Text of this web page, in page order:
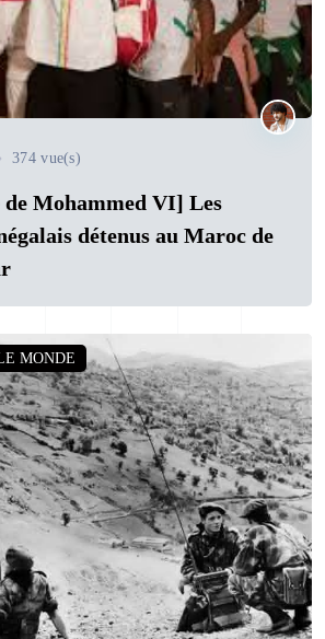
374 vue(s)
Mohammed VI] Les
détenus au Maroc de
MONDE